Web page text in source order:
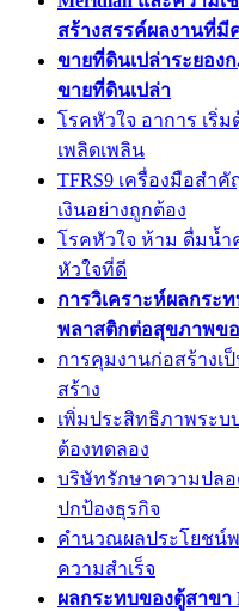
สร้างสรรค์ผลงานที่มี
ขายที่ดินเปล่าระยอง
ขายที่ดินเปล่า
โรคหัวใจ อาการ เริ่
เพลิดเพลิน
TFRS9 เครื่องมือสำ
เงินอย่างถูกต้อง
โรคหัวใจ ห้าม ดื่มน้
หัวใจที่ดี
การวิเคราะห์ผลกระ
พลาสติกต่อสุขภาพข
การคุมงานก่อสร้าง
สร้าง
เพิ่มประสิทธิภาพระ
ต้องทดลอง
บริษัทรักษาความปล
ปกป้องธุรกิจ
คำนวณผลประโยชน์
ความสำเร็จ
ผลกระทบของตู้สาขา